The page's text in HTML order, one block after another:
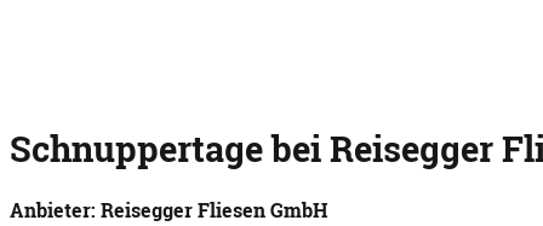
Schnuppertage bei Reisegger
Anbieter: Reisegger Fliesen GmbH